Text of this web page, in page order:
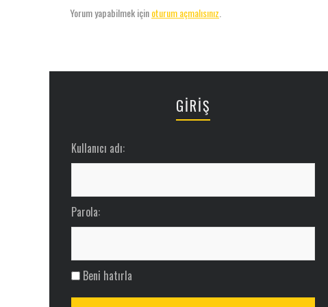
Yorum yapabilmek içinoturum açmalısınız
GİRİŞ
Kullanıcı adı:
Parola:
Beni hatırla